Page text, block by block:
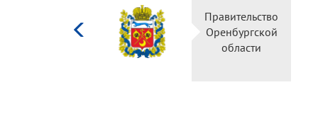
Министерство
культуры
Российской
федерации